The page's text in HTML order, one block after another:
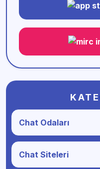
Chat Odaları
Chat Siteleri